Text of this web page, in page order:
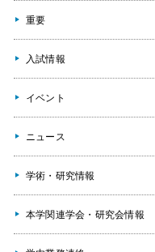
重要
入試情報
イベント
ニュース
学術・研究情報
本学関連学会・研究会情報